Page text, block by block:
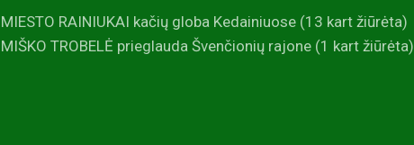
MIESTO RAINIUKAI kačių globa Kedainiuose(13 kart žiūrėta)
MIŠKO TROBELĖ prieglauda Švenčionių rajone(1 kart žiūrėta)